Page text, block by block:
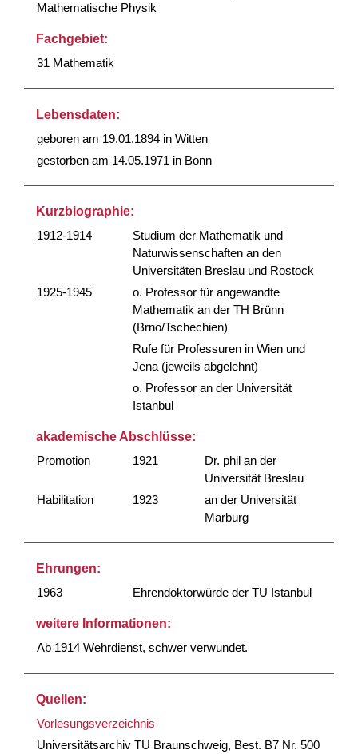
Mathematische Physik
Fachgebiet:
31 Mathematik
Lebensdaten:
geboren am 19.01.1894 in Witten
gestorben am 14.05.1971 in Bonn
Kurzbiographie:
1912-1914
Studium der Mathematik und
Naturwissenschaften an den
Universitäten Breslau und Rostock
1925-1945
o. Professor für angewandte
Mathematik an der TH Brünn
(Brno/Tschechien)
Rufe für Professuren in Wien und
Jena (jeweils abgelehnt)
o. Professor an der Universität
Istanbul
akademische Abschlüsse:
Promotion
1921
Dr. phil an der
Universität Breslau
Habilitation
1923
an der Universität
Marburg
Ehrungen:
1963
Ehrendoktorwürde der TU Istanbul
weitere Informationen:
Ab 1914 Wehrdienst, schwer verwundet.
Quellen:
Vorlesungsverzeichnis
Universitätsarchiv TU Braunschweig, Best. B7 Nr. 500